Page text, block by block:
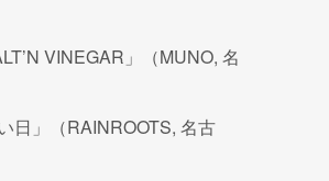
VINEGAR」（MUNO, 名
日」（RAINROOTS, 名古